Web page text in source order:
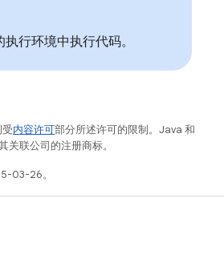
行环境中执行代码。
内容许可部分所述许可的限制。Java 和
联公司的注册商标。
03-26。